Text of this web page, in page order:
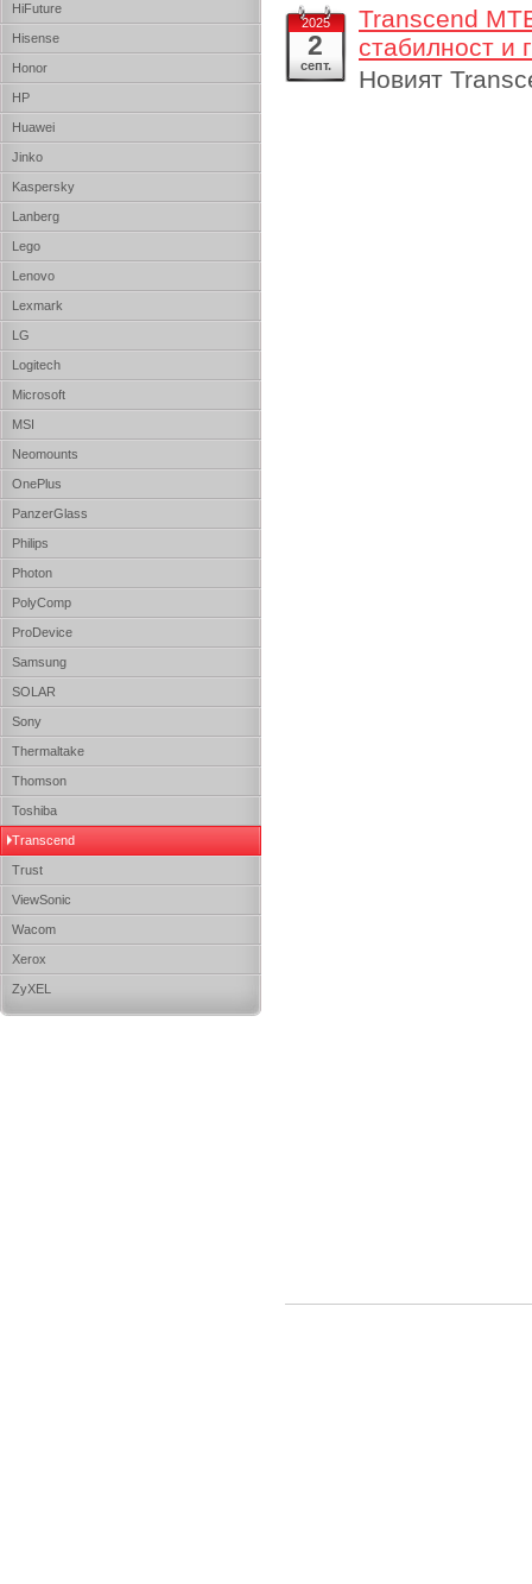
HiFuture
Hisense
Honor
HP
Huawei
Jinko
Kaspersky
Lanberg
Lego
Lenovo
Lexmark
LG
Logitech
Microsoft
MSI
Neomounts
OnePlus
PanzerGlass
Philips
Photon
PolyComp
ProDevice
Samsung
SOLAR
Sony
Thermaltake
Thomson
Toshiba
Transcend
Trust
ViewSonic
Wacom
Xerox
ZyXEL
2025
2
септ.
Transcend
стабилност и
Новият